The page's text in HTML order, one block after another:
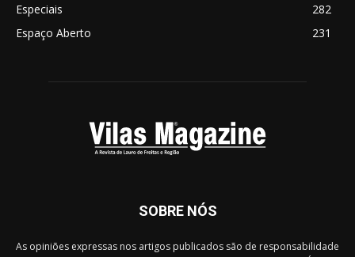
Especiais
282
Espaço Aberto
231
SOBRE NÓS
As opiniões expressas nos artigos publicados são de responsabilidade